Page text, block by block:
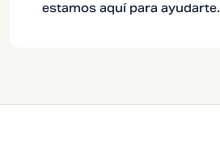
estamos aquí para ayudarte.